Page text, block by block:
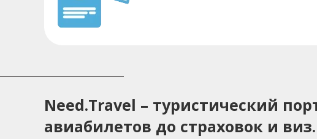
Need.Travel – туристический
авиабилетов до страховок и виз.